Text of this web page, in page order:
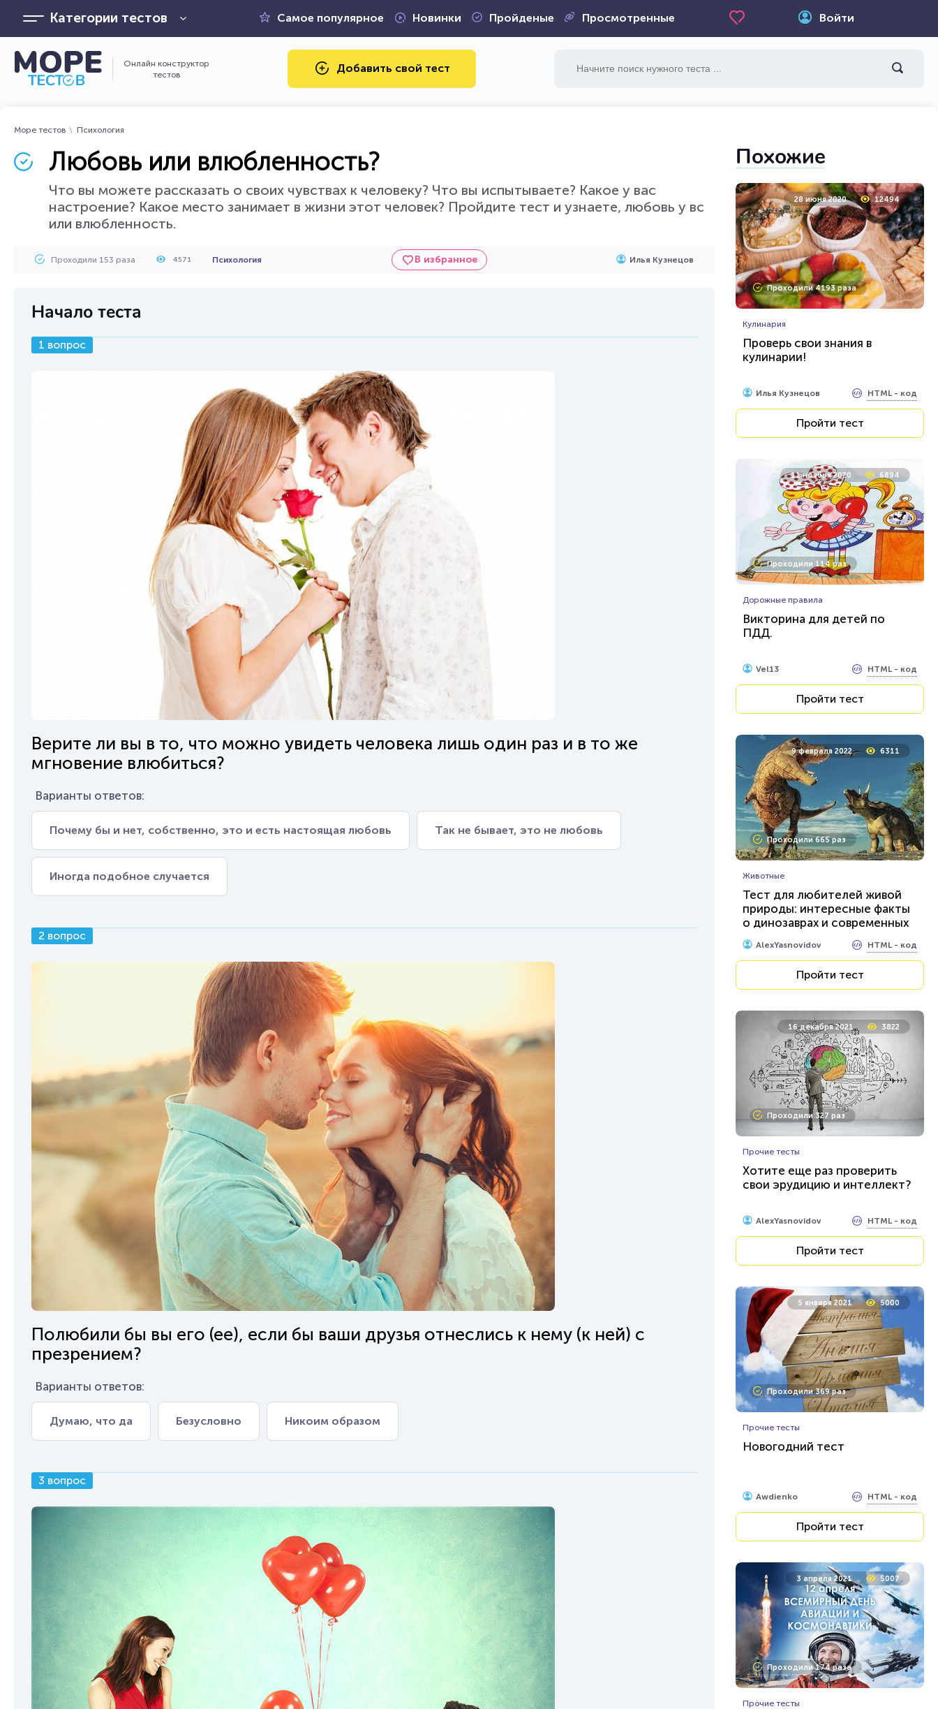
Категории тестов Самое популярное Новинки Пройденые Просмотренные Войти
Онлайн конструктор
тестов
Добавить свой тест
Море тестов Психология
Любовь или влюбленность?
Что вы можете рассказать о своих чувствах к человеку? Что вы испытываете? Какое у вас
настроение? Какое место занимает в жизни этот человек? Пройдите тест и узнаете, любовь у вс
или влюбленность.
Проходили 153 раза 4571 Психология В избранное Илья Кузнецов
Начало теста
1 вопрос
Верите ли вы в то, что можно увидеть человека лишь один раз и в то же
мгновение влюбиться?
Варианты ответов:
Почему бы и нет, собственно, это и есть настоящая любовь Так не бывает, это не любовь
Иногда подобное случается
2 вопрос
Полюбили бы вы его (ее), если бы ваши друзья отнеслись к нему (к ней) с
презрением?
Варианты ответов:
Думаю, что да Безусловно Никоим образом
3 вопрос
Похожие
28 июня 2020 12494
Проходили 4193 раза
Кулинария
Проверь свои знания в
кулинарии!
Илья Кузнецов HTML - код
Пройти тест
11 ноября 2020 6894
Проходили 114 раз
Дорожные правила
Викторина для детей по
ПДД.
Vel13 HTML - код
Пройти тест
9 февраля 2022 6311
Проходили 665 раз
Животные
Тест для любителей живой
природы: интересные факты
о динозаврах и современных
млекопитающих...
AlexYasnovidov HTML - код
Пройти тест
16 декабря 2021 3822
Проходили 327 раз
Прочие тесты
Хотите еще раз проверить
свои эрудицию и интеллект?
AlexYasnovidov HTML - код
Пройти тест
5 января 2021 5000
Проходили 369 раз
Прочие тесты
Новогодний тест
Awdienko HTML - код
Пройти тест
3 апреля 2021 5007
Проходили 174 раза
Прочие тесты